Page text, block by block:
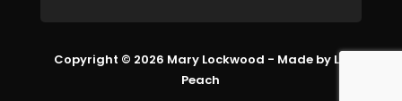
Copyright © 2026 Mary Lockwood - Made by La
Peach